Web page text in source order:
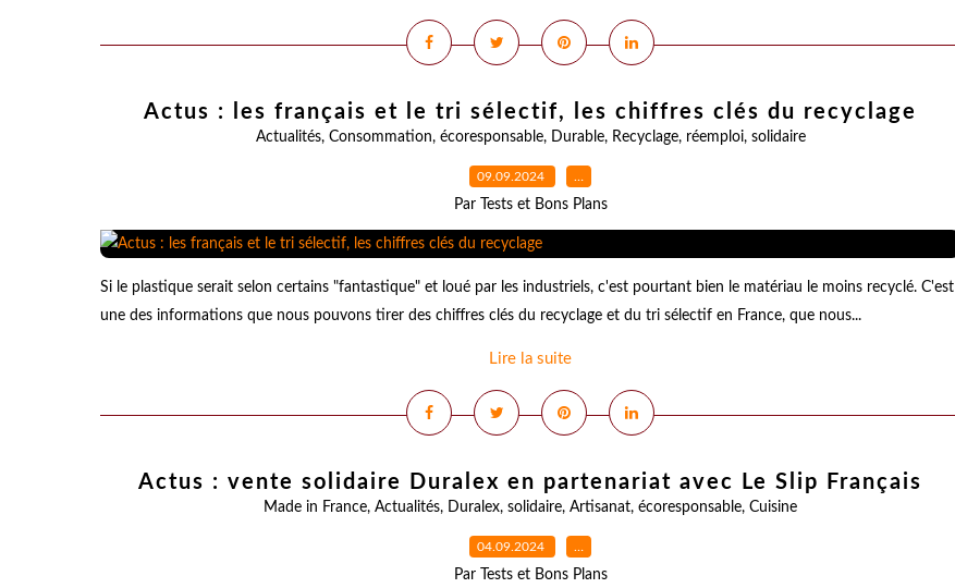
Actus : les français et le tri sélectif, les chiffres clés du recyclage
Actualités, Consommation, écoresponsable, Durable, Recyclage, réemploi, solidaire
09.09.2024 …
Par Tests et Bons Plans
Si le plastique serait selon certains "fantastique" et loué par les industriels, c'est pourtant bien le matériau le moins recyclé. C'est
une des informations que nous pouvons tirer des chiffres clés du recyclage et du tri sélectif en France, que nous...
Lire la suite
Actus : vente solidaire Duralex en partenariat avec Le Slip Français
Made in France, Actualités, Duralex, solidaire, Artisanat, écoresponsable, Cuisine
04.09.2024 …
Par Tests et Bons Plans